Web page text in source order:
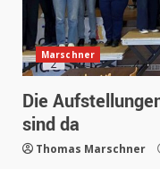
Marschner
Die
sind da
Thomas Marschner